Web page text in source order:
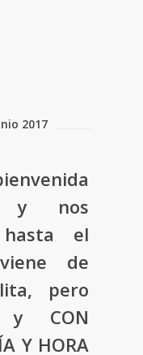
2017
y nos
hasta el
de
pero
y CON
Y HORA